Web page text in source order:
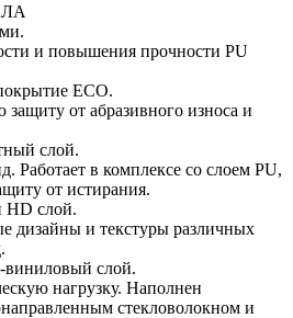
и повышения прочности PU
ECO.
от абразивного износа и
слой.
Работает в комплексе со слоем PU,
от истирания.
HD слой.
дизайны и текстуры различных
виниловый слой.
нагрузку. Наполнен
стекловолокном и